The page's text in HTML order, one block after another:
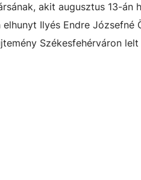
akit augusztus 13-
elhunyt Ilyés Endre
Székesfehérváron